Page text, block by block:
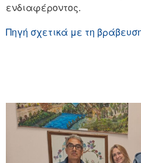
ενδιαφέροντος.
Πηγή σχετικά με τη